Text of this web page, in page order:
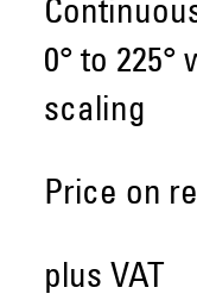
0° to
scaling
Price on
plus VAT